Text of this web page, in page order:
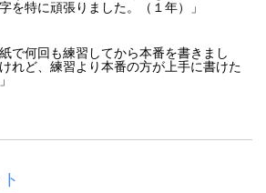
を特に頑張りました。（１年）」
で何回も練習してから本番を書きまし
れど、練習より本番の方が上手に書けた